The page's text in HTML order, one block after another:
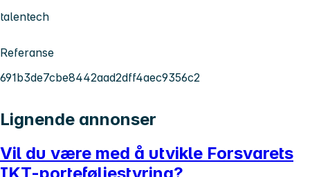
talentech
Referanse
691b3de7cbe8442aad2dff4aec9356c2
Lignende annonser
Vil du være med å utvikle Forsvarets